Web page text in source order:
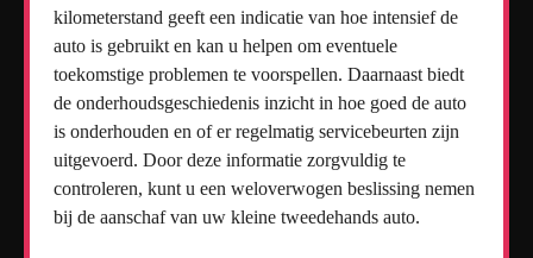
kilometerstand geeft een indicatie van hoe intensief de
auto is gebruikt en kan u helpen om eventuele
toekomstige problemen te voorspellen. Daarnaast biedt
de onderhoudsgeschiedenis inzicht in hoe goed de auto
is onderhouden en of er regelmatig servicebeurten zijn
uitgevoerd. Door deze informatie zorgvuldig te
controleren, kunt u een weloverwogen beslissing nemen
bij de aanschaf van uw kleine tweedehands auto.